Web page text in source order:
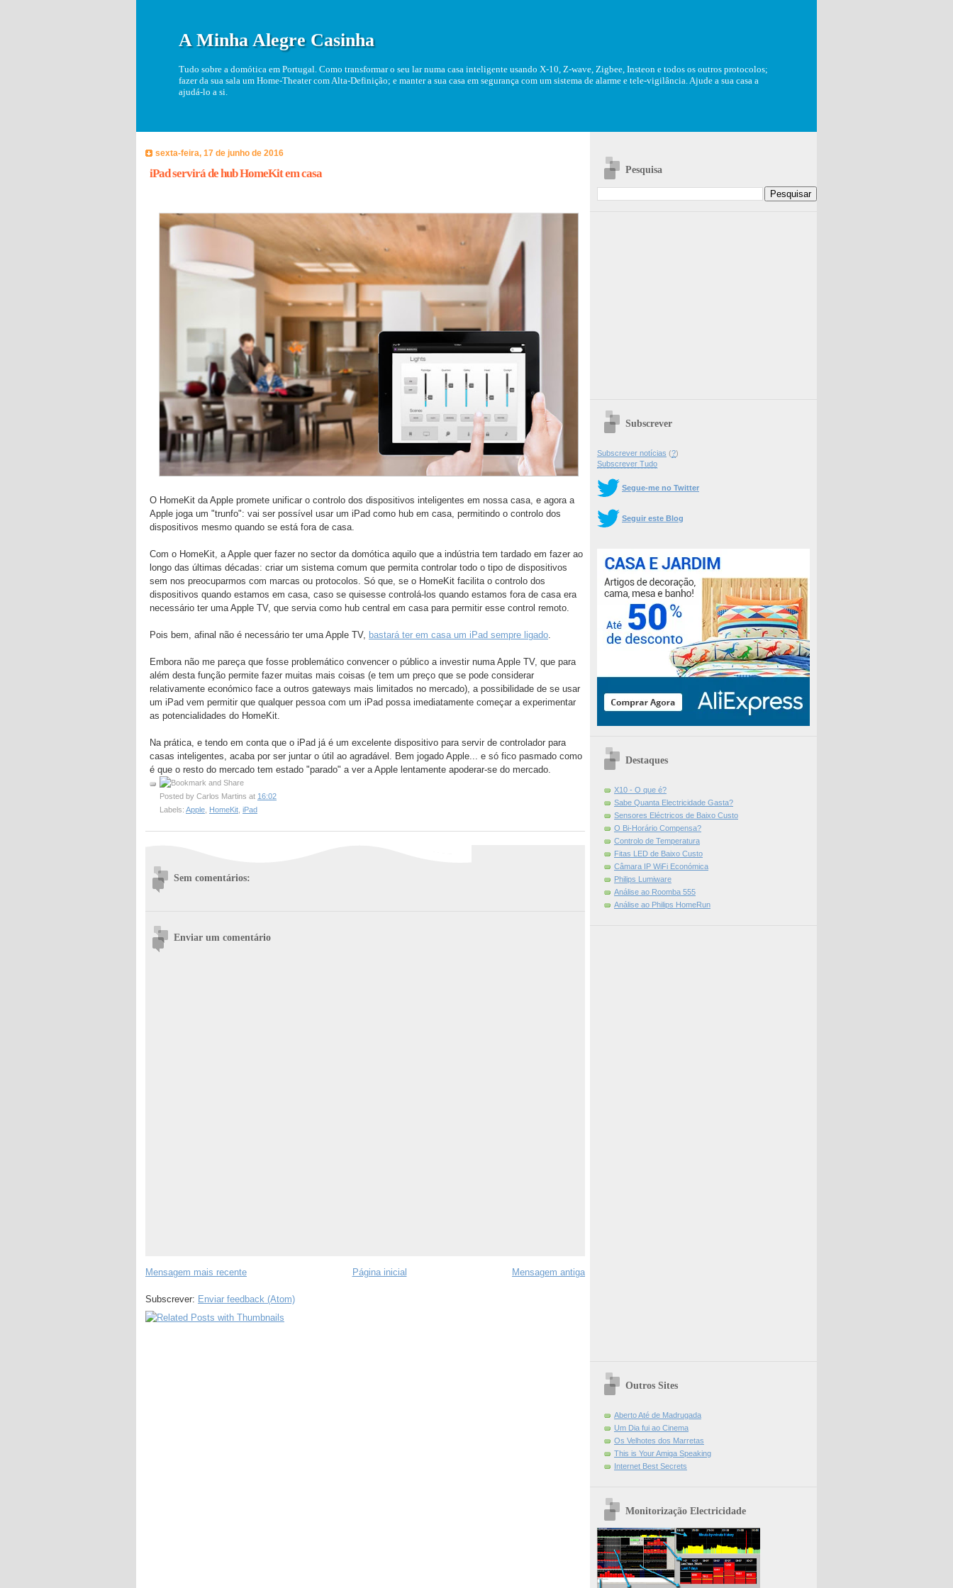
A Minha Alegre Casinha
Tudo sobre a domótica em Portugal. Como transformar o seu lar numa casa inteligente usando X-10, Z-wave, Zigbee, Insteon e todos os outros protocolos;
fazer da sua sala um Home-Theater com Alta-Definição; e manter a sua casa em segurança com um sistema de alarme e tele-vigilância. Ajude a sua casa a
ajudá-lo a si.
sexta-feira, 17 de junho de 2016
iPad servirá de hub HomeKit em casa
O HomeKit da Apple promete unificar o controlo dos dispositivos inteligentes em nossa casa, e agora a
Apple joga um "trunfo": vai ser possível usar um iPad como hub em casa, permitindo o controlo dos
dispositivos mesmo quando se está fora de casa.
Com o HomeKit, a Apple quer fazer no sector da domótica aquilo que a indústria tem tardado em fazer ao
longo das últimas décadas: criar um sistema comum que permita controlar todo o tipo de dispositivos
sem nos preocuparmos com marcas ou protocolos. Só que, se o HomeKit facilita o controlo dos
dispositivos quando estamos em casa, caso se quisesse controlá-los quando estamos fora de casa era
necessário ter uma Apple TV, que servia como hub central em casa para permitir esse control remoto.
Pois bem, afinal não é necessário ter uma Apple TV, bastará ter em casa um iPad sempre ligado.
Embora não me pareça que fosse problemático convencer o público a investir numa Apple TV, que para
além desta função permite fazer muitas mais coisas (e tem um preço que se pode considerar
relativamente económico face a outros gateways mais limitados no mercado), a possibilidade de se usar
um iPad vem permitir que qualquer pessoa com um iPad possa imediatamente começar a experimentar
as potencialidades do HomeKit.
Na prática, e tendo em conta que o iPad já é um excelente dispositivo para servir de controlador para
casas inteligentes, acaba por ser juntar o útil ao agradável. Bem jogado Apple... e só fico pasmado como
é que o resto do mercado tem estado "parado" a ver a Apple lentamente apoderar-se do mercado.
Posted by Carlos Martins at 16:02
Labels: Apple, HomeKit, iPad
Sem comentários:
Enviar um comentário
Mensagem mais recente Mensagem antiga
Página inicial
Subscrever: Enviar feedback (Atom)
Pesquisa
Subscrever
Subscrever notícias (?)
Subscrever Tudo
Segue-me no Twitter
Seguir este Blog
Destaques
X10 - O que é?
Sabe Quanta Electricidade Gasta?
Sensores Eléctricos de Baixo Custo
O Bi-Horário Compensa?
Controlo de Temperatura
Fitas LED de Baixo Custo
Câmara IP WiFi Económica
Philips Lumiware
Análise ao Roomba 555
Análise ao Philips HomeRun
Outros Sites
Aberto Até de Madrugada
Um Dia fui ao Cinema
Os Velhotes dos Marretas
This is Your Amiga Speaking
Internet Best Secrets
Monitorização Electricidade